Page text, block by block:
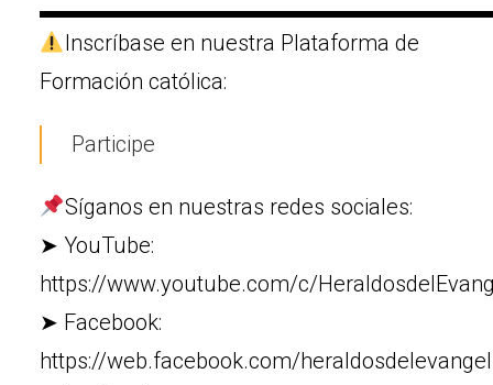
Inscríbase en nuestra Plataforma de
Formación católica:
Participe
Síganos en nuestras redes sociales:
➤ YouTube:
https://www.youtube.com/c/
➤ Facebook:
https://web.facebook.com/